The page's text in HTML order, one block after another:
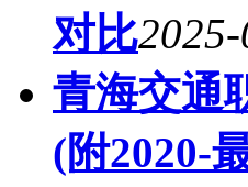
对比
青海交通
(附2020-